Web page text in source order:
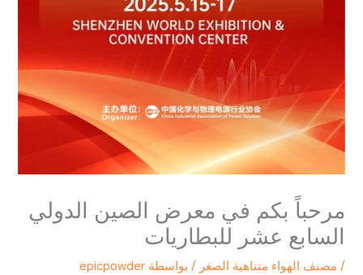
مرحباً بكم في معرض الصين الدولي
السابع عشر للبطاريات
/ مصنف الهواء متناهية الصغر / بواسطةepicpowder